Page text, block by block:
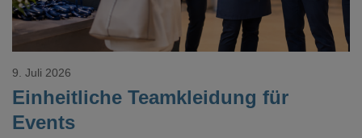
Einheitliche Teamkleidung für
Events
9. Juli 2026